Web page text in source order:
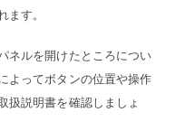
ます。
ネルを開けたところについ
よってボタンの位置や操作
扱説明書を確認しましょ